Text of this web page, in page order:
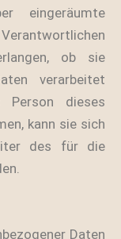
eingeräumte
ob sie
verarbeitet
Person dieses
kann sie sich
des für die
Daten